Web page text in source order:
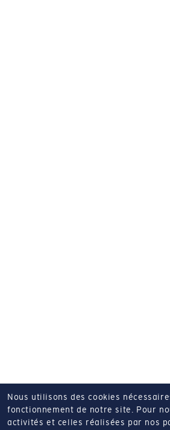
Nous utilisons des cookies
fonctionnement de notre site. Pour
activités et celles réalisées par nos